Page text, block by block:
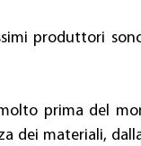
produttori
prima del
dei materiali,